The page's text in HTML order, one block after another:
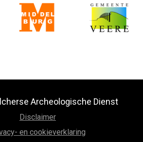
Archeologische Dienst
Disclaimer
en cookieverklaring